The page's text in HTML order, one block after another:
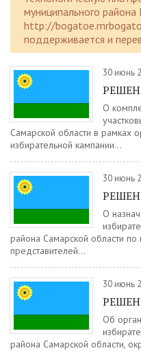
муниципального района
http://
поддерживается и
30 июнь
О
Самарской области в рамках
избирательной кампании...
30 июнь
О
района Самарской области
представителей...
30 июнь
Об
района Самарской области,